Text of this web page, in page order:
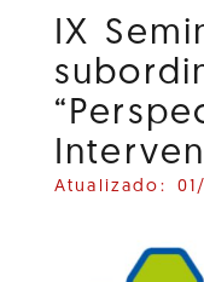
IX
Atualizado: